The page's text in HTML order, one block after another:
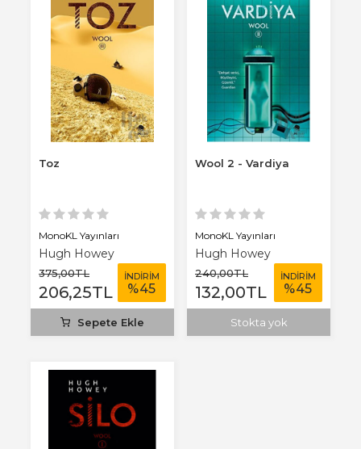
Toz
MonoKL Yayınları
Hugh Howey
375,00TL
206,25TL
İNDİRİM
%45
Sepete Ekle
Wool 2 - Vardiya
MonoKL Yayınları
Hugh Howey
240,00TL
132,00TL
İNDİRİM
%45
Stokta yok